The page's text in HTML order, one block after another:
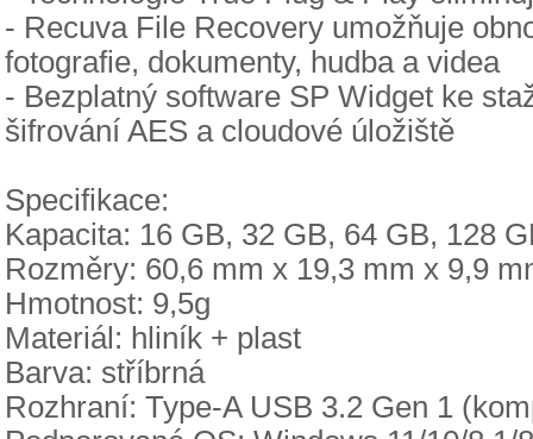
- Recuva File Recovery umožňuje
fotografie, dokumenty, hudba a videa
- Bezplatný software SP Widget ke
šifrování AES a cloudové úložiště
Specifikace:
Kapacita: 16 GB, 32 GB, 64 GB, 128
Rozměry: 60,6 mm x 19,3 mm x 9,9
Hmotnost: 9,5g
Materiál: hliník + plast
Barva: stříbrná
Rozhraní: Type-A USB 3.2 Gen 1